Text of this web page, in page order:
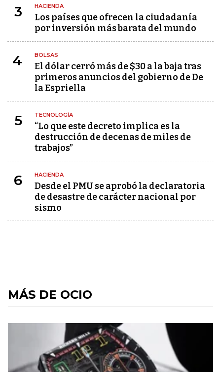
3 HACIENDA
Los países que ofrecen la ciudadanía
por inversión más barata del mundo
4 BOLSAS
El dólar cerró más de $30 a la baja tras
primeros anuncios del gobierno de De
la Espriella
5 TECNOLOGÍA
“Lo que este decreto implica es la
destrucción de decenas de miles de
trabajos”
6 HACIENDA
Desde el PMU se aprobó la declaratoria
de desastre de carácter nacional por
sismo
MÁS DE OCIO